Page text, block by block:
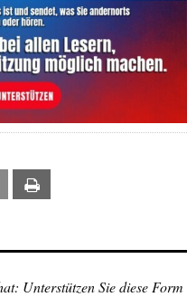
Email
Unterstützen Sie diese Form